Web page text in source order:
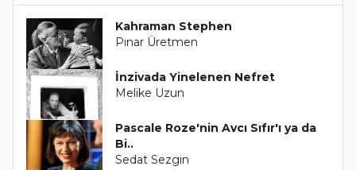
Kahraman Stephen
Pınar Üretmen
İnzivada Yinelenen Nefret
Melike Uzun
Pascale Roze'nin Avcı Sıfır'ı ya da
Bi..
Sedat Sezgin